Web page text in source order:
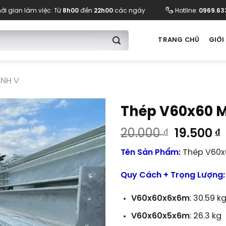
gian làm việc: Từ 8h00 đến 22h00 các ngày Hotline:
TRANG CHỦ GIỚI
V
Thép V60x60
20.000₫
Giá
gốc
là:
20.000 ₫.
19.500₫
Tên Sản Phẩm: Thép
Quy Cách + Trọng Lượng:
V60x60x6x6m: 30.59 kg
V60x60x5x6m: 26.3 kg